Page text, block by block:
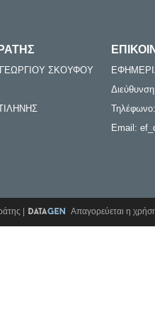
ΣΚΟΥΦΟΥ
Email:
| Απαγορεύεται η